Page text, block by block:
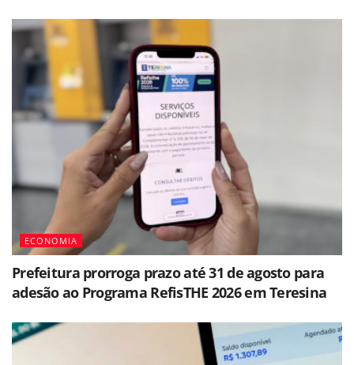
ECONOMIA
Prefeitura prorroga prazo até 31 de agosto para
adesão ao Programa RefisTHE 2026 em Teresina